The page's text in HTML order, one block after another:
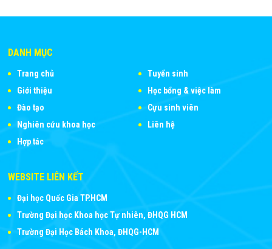
DANH MỤC
Trang chủ
Giới thiệu
Đào tạo
Nghiên cứu khoa học
Hợp tác
Tuyển sinh
Học bổng & việc làm
Cựu sinh viên
Liên hệ
WEBSITE LIÊN KẾT
Đại học Quốc Gia TP.HCM
Trường Đại học Khoa học Tự nhiên, ĐHQG HCM
Trường Đại Học Bách Khoa, ĐHQG-HCM